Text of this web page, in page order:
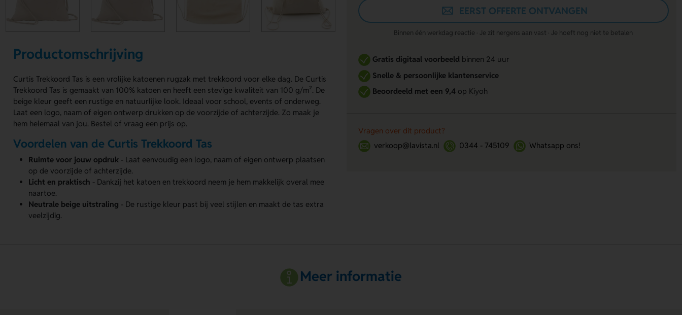
Productomschrijving
Curtis Trekkoord Tas is een vrolijke katoenen rugzak met trekkoord voor elke dag. De Curtis
Trekkoord Tas is gemaakt van 100% katoen en heeft een stevige kwaliteit van 100 g/m². De
beige kleur geeft een rustige en natuurlijke look. Ideaal voor school, events of onderweg.
Laat een logo, naam of eigen ontwerp drukken op de voorzijde of achterzijde. Zo maak je
hem helemaal van jou. Bestel of vraag een prijs op.
Voordelen van de Curtis Trekkoord Tas
Ruimte voor jouw opdruk - Laat eenvoudig een logo, naam of eigen ontwerp plaatsen
op de voorzijde of achterzijde.
Licht en praktisch - Dankzij het katoen en trekkoord neem je hem makkelijk overal mee
naartoe.
Neutrale beige uitstraling - De rustige kleur past bij veel stijlen en maakt de tas extra
veelzijdig.
EERST OFFERTE ONTVANGEN
Binnen één werkdag reactie · Je zit nergens aan vast · Je hoeft nog niet te betalen
Gratis digitaal voorbeeldbinnen 24 uur
Snelle & persoonlijke klantenservice
Beoordeeld met een 9,4op Kiyoh
Vragen over dit product?
verkoop@lavista.nl
0344 - 745109 Whatsapp ons!
Meer informatie